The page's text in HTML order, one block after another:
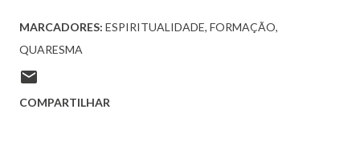
MARCADORES: ESPIRITUALIDADE FORMAÇÃO
QUARESMA
COMPARTILHAR